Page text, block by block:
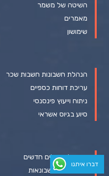
השיטה של משמר
מאמרים
שימושון
הנהלת חשבונות חשבות שכר
עריכת דוחות כספיים
ניתוח וייעוץ פינסנסי
סיוע בגיוס אשראי
ייעוץ וליווי עולים חדשים
ייעוץ מיסוי וחשבונאות
דברו איתנו